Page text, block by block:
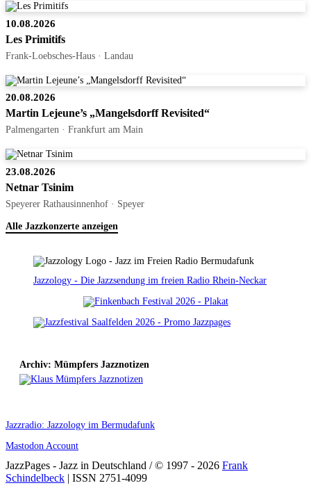
10.08.2026
Les Primitifs
Frank-Loebsches-Haus · Landau
20.08.2026
Martin Lejeune’s „Mangelsdorff Revisited“
Palmengarten · Frankfurt am Main
23.08.2026
Netnar Tsinim
Speyerer Rathausinnenhof · Speyer
Alle Jazzkonzerte anzeigen
Jazzology - Die Jazzsendung im freien Radio Rhein-Neckar
Archiv: Mümpfers Jazznotizen
Jazzradio: Jazzology im Bermudafunk
Mastodon Account
JazzPages - Jazz in Deutschland / © 1997 - 2026 Frank
Schindelbeck | ISSN 2751-4099